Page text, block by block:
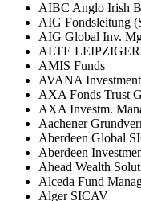
AIBC Anglo Irish
AIG Fondsleitung
AIG Global Inv.
ALTE LEIPZIGER
AMIS Funds
AVANA
AXA Fonds Trust
AXA Investm.
Aachener
Aberdeen Global
Aberdeen
Ahead Wealth
Alceda Fund
Alger SICAV